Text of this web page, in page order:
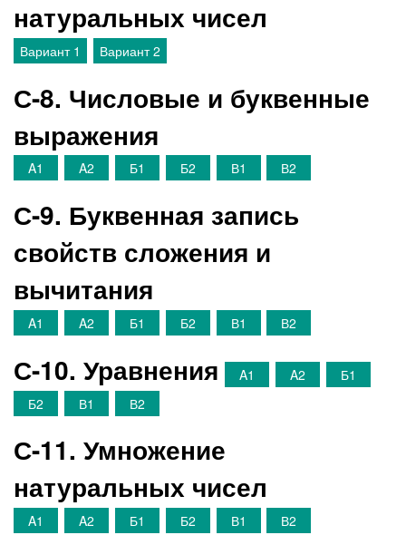
натуральных чисел
Вариант 1 Вариант 2
С-8. Числовые и буквенные
выражения
A1 A2 Б1 Б2 В1 В2
С-9. Буквенная запись
свойств сложения и
вычитания
A1 A2 Б1 Б2 В1 В2
С-10. Уравнения A1 A2
Б1
Б2
В1 В2
С-11. Умножение
натуральных чисел
A1 A2 Б1 Б2 В1 В2